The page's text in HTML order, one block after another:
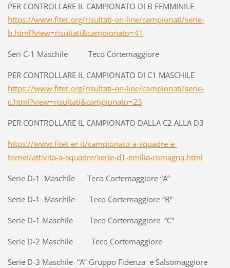
PER CONTROLLARE IL CAMPIONATO DI B FEMMINILE
https://www.fitet.org/risultati-on-line/campionati/serie-
b.html?view=risultati&campionato=41
Seri C-1 Maschile Teco Cortemaggiore
PER CONTROLLARE IL CAMPIONATO DI C1 MASCHILE
https://www.fitet.org/risultati-on-line/campionati/serie-
c.html?view=risultati&campionato=23
PER CONTROLLARE IL CAMPIONATO DALLA C2 ALLA D3
https://www.fitet-er.it/campionato-a-squadre-e-
tornei/attivita-a-squadre/serie-d1-emilia-romagna.html
Serie D-1 Maschile Teco Cortemaggiore “A”
Serie D-1 Maschile Teco Cortemaggiore “B”
Serie D-1 Maschile Teco Cortemaggiore “C”
Serie D-2 Maschile Teco Cortemaggiore
Serie D-3 Maschile “A” Gruppo Fidenza e Salsomaggiore